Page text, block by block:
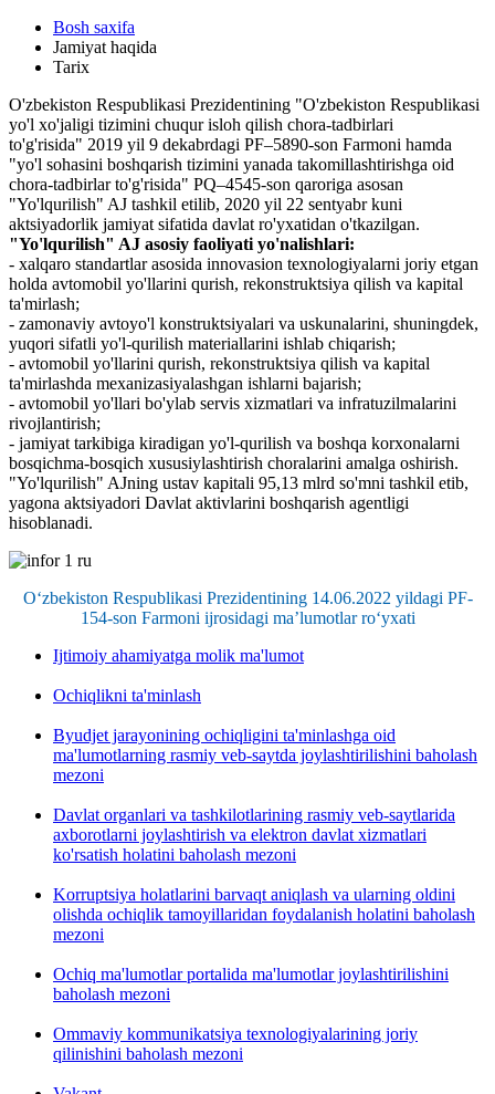
Bosh saxifa
Jamiyat haqida
Tarix
O'zbekiston Respublikasi Prezidentining "O'zbekiston Respublikasi
yo'l xo'jaligi tizimini chuqur isloh qilish chora-tadbirlari
to'g'risida" 2019 yil 9 dekabrdagi PF–5890-son Farmoni hamda
"yo'l sohasini boshqarish tizimini yanada takomillashtirishga oid
chora-tadbirlar to'g'risida" PQ–4545-son qaroriga asosan
"Yo'lqurilish" AJ tashkil etilib, 2020 yil 22 sentyabr kuni
aktsiyadorlik jamiyat sifatida davlat ro'yxatidan o'tkazilgan.
"Yo'lqurilish" AJ asosiy faoliyati yo'nalishlari:
- xalqaro standartlar asosida innovasion texnologiyalarni joriy etgan
holda avtomobil yo'llarini qurish, rekonstruktsiya qilish va kapital
ta'mirlash;
- zamonaviy avtoyo'l konstruktsiyalari va uskunalarini, shuningdek,
yuqori sifatli yo'l-qurilish materiallarini ishlab chiqarish;
- avtomobil yo'llarini qurish, rekonstruktsiya qilish va kapital
ta'mirlashda mexanizasiyalashgan ishlarni bajarish;
- avtomobil yo'llari bo'ylab servis xizmatlari va infratuzilmalarini
rivojlantirish;
- jamiyat tarkibiga kiradigan yo'l-qurilish va boshqa korxonalarni
bosqichma-bosqich xususiylashtirish choralarini amalga oshirish.
"Yo'lqurilish" AJning ustav kapitali 95,13 mlrd so'mni tashkil etib,
yagona aktsiyadori Davlat aktivlarini boshqarish agentligi
hisoblanadi.
O‘zbekiston Respublikasi Prezidentining 14.06.2022 yildagi PF-
154-son Farmoni ijrosidagi ma’lumotlar ro‘yxati
Ijtimoiy ahamiyatga molik ma'lumot
Ochiqlikni ta'minlash
Byudjet jarayonining ochiqligini ta'minlashga oid
ma'lumotlarning rasmiy veb-saytda joylashtirilishini baholash
mezoni
Davlat organlari va tashkilotlarining rasmiy veb-saytlarida
axborotlarni joylashtirish va elektron davlat xizmatlari
ko'rsatish holatini baholash mezoni
Korruptsiya holatlarini barvaqt aniqlash va ularning oldini
olishda ochiqlik tamoyillaridan foydalanish holatini baholash
mezoni
Ochiq ma'lumotlar portalida ma'lumotlar joylashtirilishini
baholash mezoni
Ommaviy kommunikatsiya texnologiyalarining joriy
qilinishini baholash mezoni